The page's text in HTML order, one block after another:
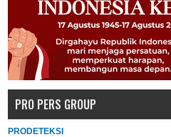
PRO PERS GROUP
PRODETEKSI